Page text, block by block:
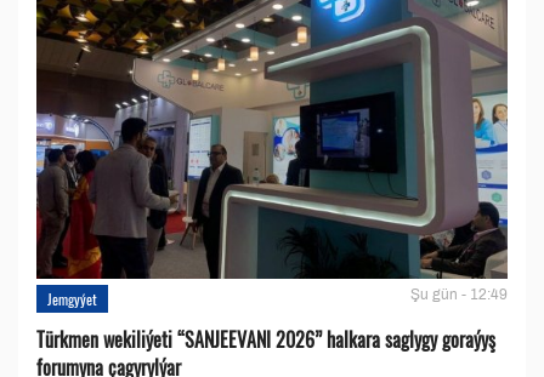
Jemgyýet Şu gün - 12:49
Türkmen wekiliýeti “SANJEEVANI 2026” halkara saglygy goraýyş
forumyna çagyrylýar